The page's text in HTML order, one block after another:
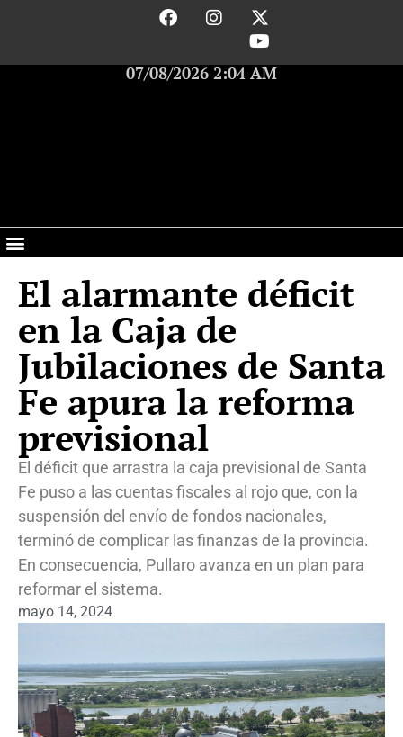
07/08/2026 2:04 AM
El alarmante déficit
en la Caja de
Jubilaciones de Santa
Fe apura la reforma
previsional
El déficit que arrastra la caja previsional de Santa
Fe puso a las cuentas fiscales al rojo que, con la
suspensión del envío de fondos nacionales,
terminó de complicar las finanzas de la provincia.
En consecuencia, Pullaro avanza en un plan para
reformar el sistema.
mayo 14, 2024